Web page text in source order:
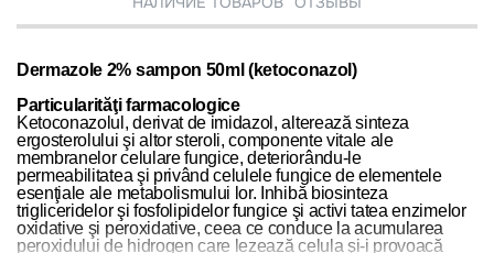
Dermazole 2% sampon 50ml (ketoconazol)
Particularităţi farmacologice
Ketoconazolul, derivat de imidazol, alterează sinteza
ergosterolului şi altor steroli, componente vitale ale
membranelor celulare fungice, deteriorându-le
permeabilitatea şi privând celulele fungice de elementele
esenţiale ale metabolismului lor. Inhibă biosinteza
trigliceridelor şi fosfolipidelor fungice şi activi tatea enzimelor
oxidative şi peroxidative, ceea ce conduce la acumularea
peroxidului de hidrogen care lezează celula şi-i provoacă